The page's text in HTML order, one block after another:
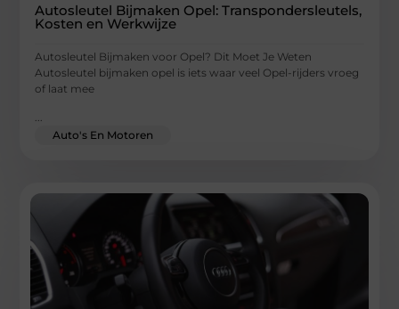
Autosleutel Bijmaken Opel: Transpondersleutels,
Kosten en Werkwijze
Autosleutel Bijmaken voor Opel? Dit Moet Je Weten
Autosleutel bijmaken opel is iets waar veel Opel-rijders vroeg
of laat mee
...
Auto's En Motoren